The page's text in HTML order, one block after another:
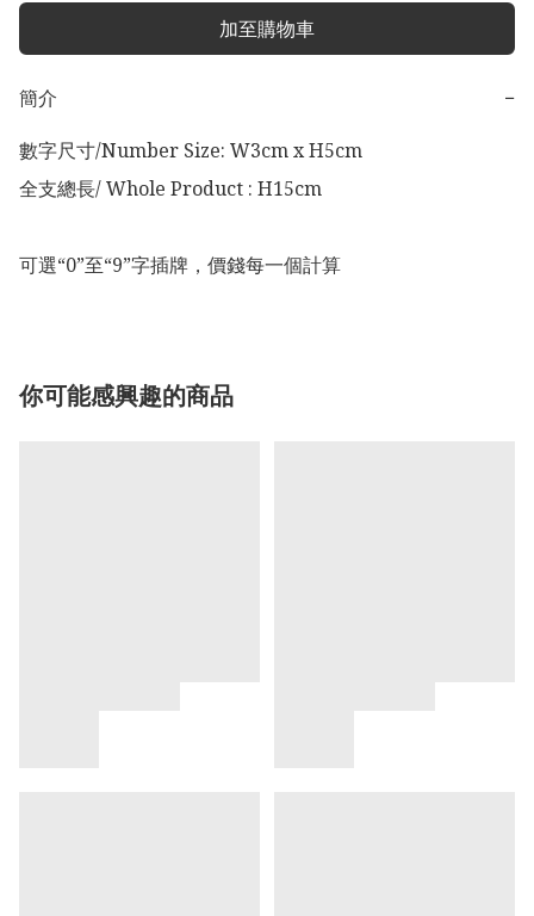
加至購物車
簡介
−
數字尺寸/Number Size: W3cm x H5cm
全支總長/ Whole Product : H15cm
可選“0”至“9”字插牌，價錢每一個計算
你可能感興趣的商品